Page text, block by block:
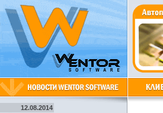
12.08.2014